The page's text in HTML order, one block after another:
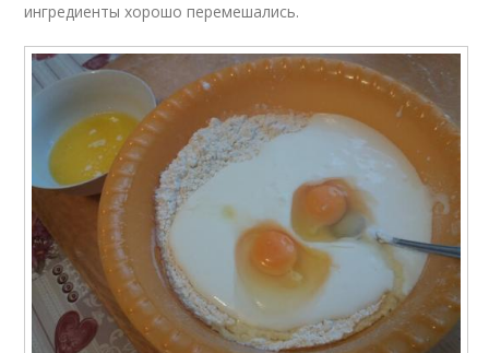
ингредиенты хорошо перемешались.